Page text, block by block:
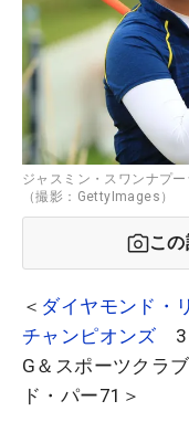
ジャスミン・スワンナプ
（撮影：GettyImages）
こ
＜ ダイヤモンド・
チャンピオンズ 3
G＆スポーツクラ
ド・パー71＞